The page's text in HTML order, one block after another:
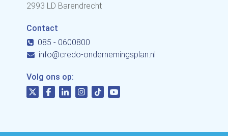
2993 LD Barendrecht
Contact
085 - 0600800
info@credo-ondernemingsplan.nl
Volg ons op: